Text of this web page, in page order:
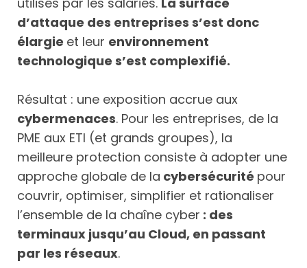
d’attaque des entreprises s’est donc
élargie et leur environnement
technologique s’est complexifié.
Résultat : une exposition accrue aux
cybermenaces. Pour les entreprises, de la
PME aux ETI (et grands groupes), la
meilleure protection consiste à adopter une
approche globale de la cybersécurité pour
couvrir, optimiser, simplifier et rationaliser
l’ensemble de la chaîne cyber : des
terminaux jusqu’au Cloud, en passant
par les réseaux.